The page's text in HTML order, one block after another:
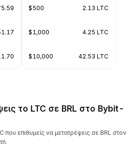
$500 2.13 LTC
$1,000 4.25 LTC
$10,000 42.53 LTC
το LTC σε BRL στο Bybit-
που επιθυμείς να μετατρέψεις σε BRL στον